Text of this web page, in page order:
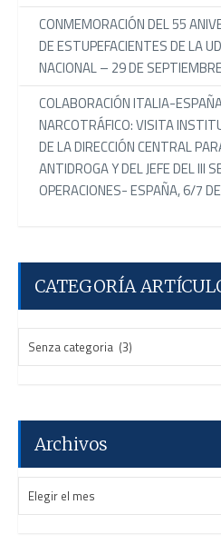
CONMEMORACIÓN DEL 55
DE ESTUPEFACIENTES DE LA
NACIONAL – 29 DE
COLABORACIÓN ITALIA-
NARCOTRÁFICO: VISITA
DE LA DIRECCIÓN CENTRAL
ANTIDROGA Y DEL JEFE DEL III
OPERACIONES- ESPAÑA, 6/7
CATEGORÍA
CATEGORÍA
ARTÍCULOS:
Senza categoria (3)
CATEGORÍA
ARTÍCULOS:
Archivos
Archivos
Elegir el mes
Archivos